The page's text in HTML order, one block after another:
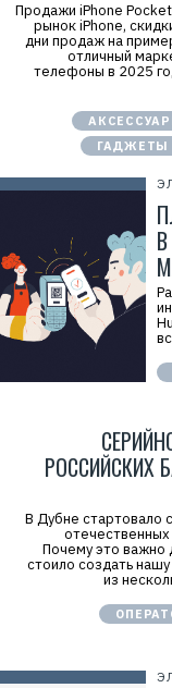
Продажи iPhone
рынок iPhone,
дни продаж на
отличный
телефоны в 2025
ГАДЖЕТЫ
РОССИЙСКИХ
В Дубне стартовало
отечественных
Почему это важно
стоило создать
из